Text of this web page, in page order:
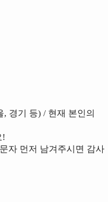
경기 등) / 현재 본인의
!
자 먼저 남겨주시면 감사